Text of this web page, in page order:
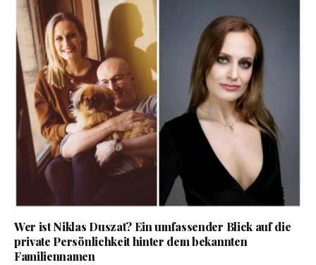
Wer ist Niklas Duszat? Ein umfassender Blick auf die
private Persönlichkeit hinter dem bekannten
Familiennamen